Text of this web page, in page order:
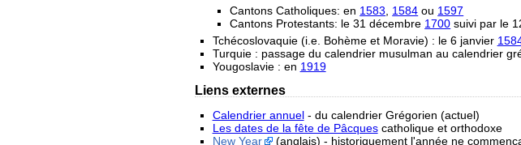
Cantons Catholiques: en 1583 1584 ou 1597
Cantons Protestants: le 31 décembre 1700 suivi par le
Tchécoslovaquie (i.e. Bohème et Moravie) : le 6 janvier
Turquie : passage du calendrier musulman au calendrier
Yougoslavie : en 1919
Liens externes
Calendrier annuel- du calendrier Grégorien (actuel)
Les dates de la fête de Pâcquescatholique et orthodoxe
New Year
(anglais) - historiquement l'année ne